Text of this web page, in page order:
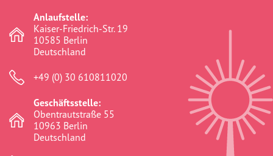
Anlaufstelle:
Kaiser-Friedrich-Str. 19
10585 Berlin
Deutschland
+49 (0) 30 610811020
Geschäftsstelle:
Obentrautstraße 55
10963 Berlin
Deutschland